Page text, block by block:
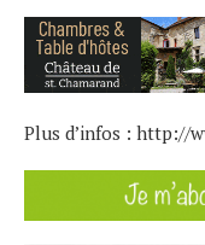
Plus d’infos : http://